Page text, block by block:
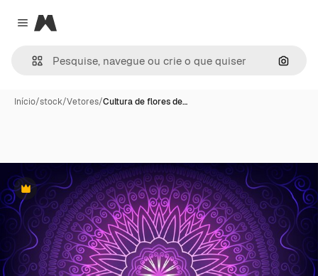
Close menu
Magnific
Início/stock/Vetores/Cultura de flores de…
Premium